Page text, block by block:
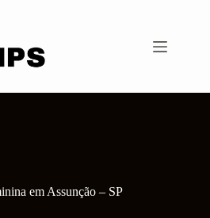
em Assunção – SP